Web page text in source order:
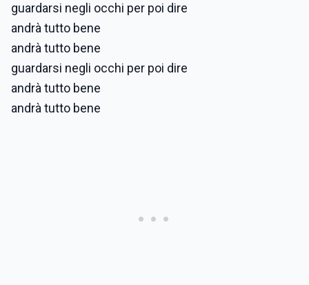
guardarsi negli occhi per poi dire
andrà tutto bene
andrà tutto bene
guardarsi negli occhi per poi dire
andrà tutto bene
andrà tutto bene